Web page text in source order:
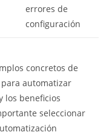
errores de
configuración
concretos de
automatizar
los beneficios
seleccionar